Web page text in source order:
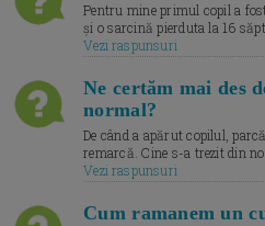
Pentru mine primul copil a
și o sarcină pierduta la 16
Vezi raspunsuri
Ne certăm mai des
normal?
De când a apărut copilul,
remarcă. Cine s-a trezit din
Vezi raspunsuri
Cum ramanem un